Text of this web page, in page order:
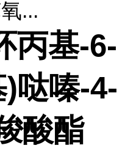
...
丙基-6-
哒嗪-4-
酸酯